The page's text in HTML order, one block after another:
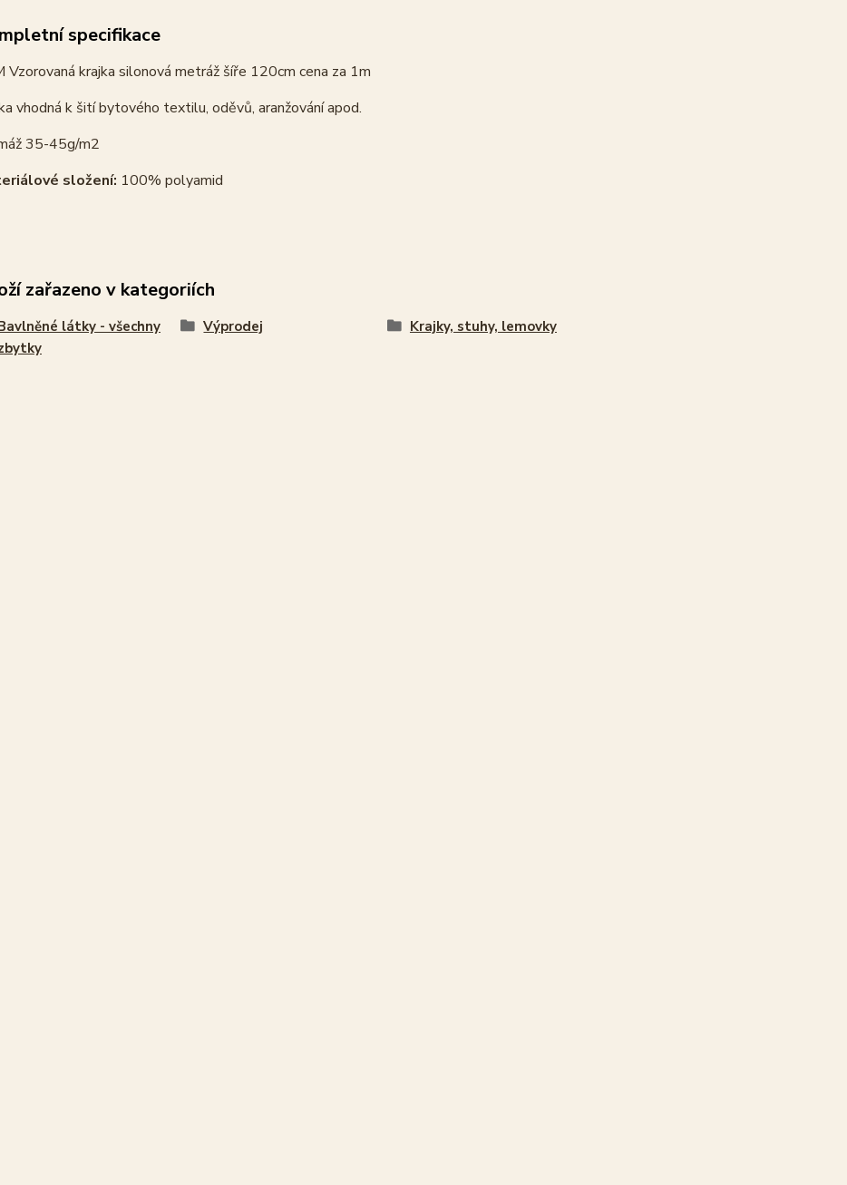
specifikace
Vzorovaná krajka silonová metráž šíře 120cm cena za 1m
vhodná k šití bytového textilu, oděvů, aranžování apod.
35-45g/m2
složení: 100% polyamid
zařazeno v kategoriích
látky - všechny
Výprodej Krajky, stuhy, lemovky